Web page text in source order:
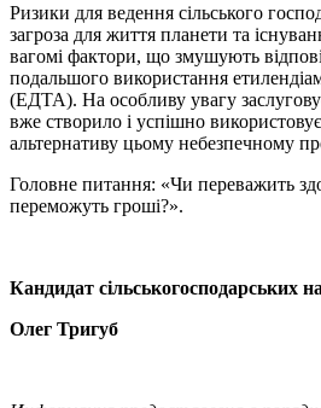
Ризики для ведення сільського
загроза для життя планети та
вагомі фактори, що змушують
подальшого використання
(ЕДТА). На особливу увагу
вже створило і успішно
альтернативу цьому небезпечному
Головне питання: «Чи переважить
переможуть гроші?».
Кандидат сільськогосподарських
Олег Тригуб